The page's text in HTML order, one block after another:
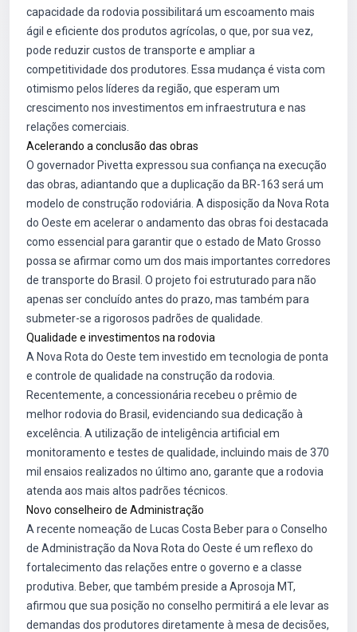
capacidade da rodovia possibilitará um escoamento mais
ágil e eficiente dos produtos agrícolas, o que, por sua vez,
pode reduzir custos de transporte e ampliar a
competitividade dos produtores. Essa mudança é vista com
otimismo pelos líderes da região, que esperam um
crescimento nos investimentos em infraestrutura e nas
relações comerciais.
Acelerando a conclusão das obras
O governador Pivetta expressou sua confiança na execução
das obras, adiantando que a duplicação da BR-163 será um
modelo de construção rodoviária. A disposição da Nova Rota
do Oeste em acelerar o andamento das obras foi destacada
como essencial para garantir que o estado de Mato Grosso
possa se afirmar como um dos mais importantes corredores
de transporte do Brasil. O projeto foi estruturado para não
apenas ser concluído antes do prazo, mas também para
submeter-se a rigorosos padrões de qualidade.
Qualidade e investimentos na rodovia
A Nova Rota do Oeste tem investido em tecnologia de ponta
e controle de qualidade na construção da rodovia.
Recentemente, a concessionária recebeu o prêmio de
melhor rodovia do Brasil, evidenciando sua dedicação à
excelência. A utilização de inteligência artificial em
monitoramento e testes de qualidade, incluindo mais de 370
mil ensaios realizados no último ano, garante que a rodovia
atenda aos mais altos padrões técnicos.
Novo conselheiro de Administração
A recente nomeação de Lucas Costa Beber para o Conselho
de Administração da Nova Rota do Oeste é um reflexo do
fortalecimento das relações entre o governo e a classe
produtiva. Beber, que também preside a Aprosoja MT,
afirmou que sua posição no conselho permitirá a ele levar as
demandas dos produtores diretamente à mesa de decisões,